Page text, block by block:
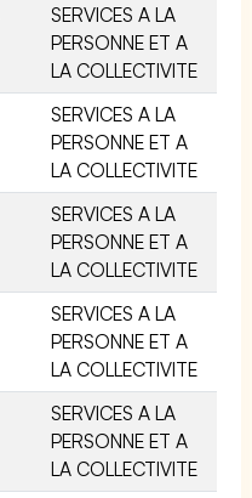
SERVICES A LA
PERSONNE ET A
LA COLLECTIVITE
SERVICES A LA
PERSONNE ET A
LA COLLECTIVITE
SERVICES A LA
PERSONNE ET A
LA COLLECTIVITE
SERVICES A LA
PERSONNE ET A
LA COLLECTIVITE
SERVICES A LA
PERSONNE ET A
LA COLLECTIVITE